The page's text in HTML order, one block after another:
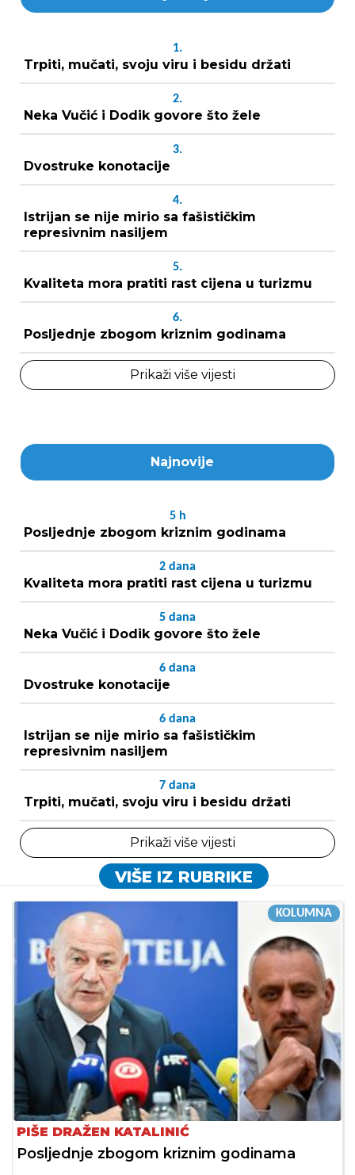
1.
Trpiti, mučati, svoju viru i besidu držati
2.
Neka Vučić i Dodik govore što žele
3.
Dvostruke konotacije
4.
Istrijan se nije mirio sa fašističkim
represivnim nasiljem
5.
Kvaliteta mora pratiti rast cijena u turizmu
6.
Posljednje zbogom kriznim godinama
Prikaži više vijesti
Najnovije
5 h
Posljednje zbogom kriznim godinama
2 dana
Kvaliteta mora pratiti rast cijena u turizmu
5 dana
Neka Vučić i Dodik govore što žele
6 dana
Dvostruke konotacije
6 dana
Istrijan se nije mirio sa fašističkim
represivnim nasiljem
7 dana
Trpiti, mučati, svoju viru i besidu držati
Prikaži više vijesti
VIŠE IZ RUBRIKE
KOLUMNA
PIŠE DRAŽEN KATALINIĆ
Posljednje zbogom kriznim godinama